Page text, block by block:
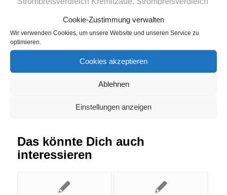
Cookie-Zustimmung verwalten
Wir verwenden Cookies, um unsere Website und unseren Service zu
optimieren.
Cookies akzeptieren
Ablehnen
Einstellungen anzeigen
Strompreisvergleich Schladt
Eintrag teilen
Das könnte Dich auch
interessieren